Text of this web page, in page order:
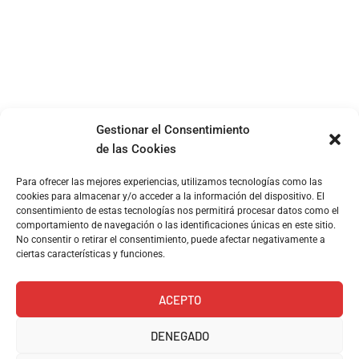
Gestionar el Consentimiento
de las Cookies
Para ofrecer las mejores experiencias, utilizamos tecnologías como las
cookies para almacenar y/o acceder a la información del dispositivo. El
consentimiento de estas tecnologías nos permitirá procesar datos como el
comportamiento de navegación o las identificaciones únicas en este sitio.
No consentir o retirar el consentimiento, puede afectar negativamente a
ciertas características y funciones.
ACEPTO
DENEGADO